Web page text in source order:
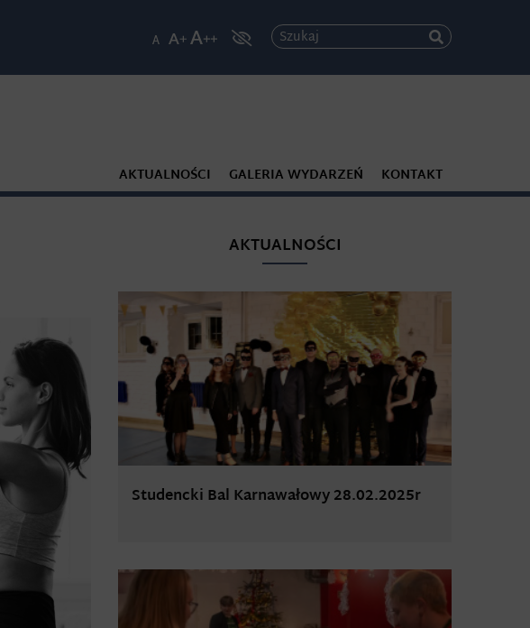
Szukaj
AKTUALNOŚCI GALERIA WYDARZEŃ KONTAKT
AKTUALNOŚCI
Studencki Bal Karnawałowy 28.02.2025r